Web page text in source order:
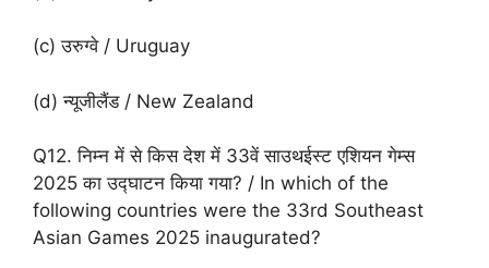
(c) उरुग्वे / Uruguay
(d) न्यूजीलैंड / New Zealand
Q12. निम्न में से किस देश में 33वें साउथईस्ट एशियन गेम्स
2025 का उद्घाटन किया गया? / In which of the
following countries were the 33rd Southeast
Asian Games 2025 inaugurated?